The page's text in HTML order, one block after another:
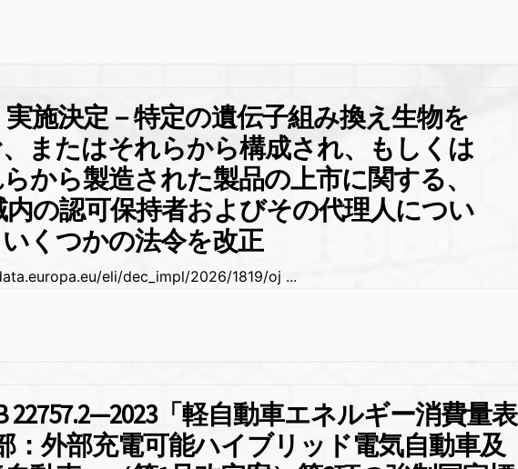
実施決定－特定の遺伝子組み換え生物を
またはそれらから構成され、もしくは
から製造された製品の上市に関する、
内の認可保持者およびその代理人につい
くつかの法令を改正
eli/dec_impl/2026/1819/oj ...
22757.2—2023「軽自動車エネルギー消費量表
外部充電可能ハイブリッド電気自動車及